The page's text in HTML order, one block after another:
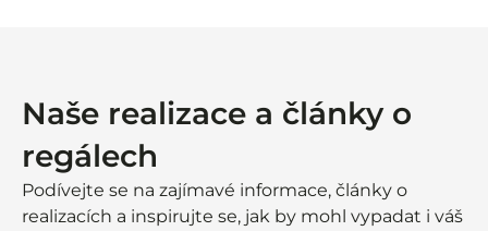
Naše realizace a články o
regálech
Podívejte se na zajímavé informace, články o
realizacích a inspirujte se, jak by mohl vypadat i váš